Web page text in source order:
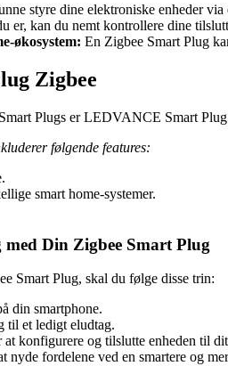
styre dine elektroniske enheder
er, kan du nemt kontrollere dine
økosystem: En Zigbee Smart Plug
Zigbee
Plugs er LEDVANCE Smart
følgende features:
smart home-systemer.
Din Zigbee Smart Plug
Smart Plug, skal du følge disse trin:
din smartphone.
til et ledigt eludtag.
konfigurere og tilslutte enheden til
nyde fordelene ved en smartere og